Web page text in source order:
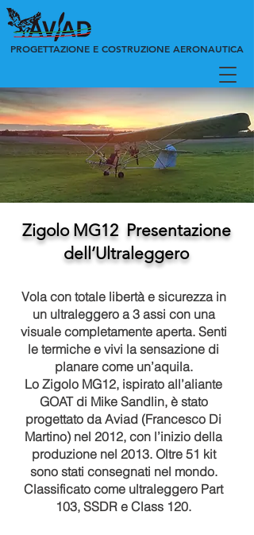
PROGETTAZIONE E COSTRUZIONE AERONAUTICA
Zigolo MG12 Presentazione
dell’Ultraleggero
Vola con totale libertà e sicurezza in
un ultraleggero a 3 assi con una
visuale completamente aperta. Senti
le termiche e vivi la sensazione di
planare come un’aquila.
Lo Zigolo MG12, ispirato all’aliante
GOAT di Mike Sandlin, è stato
progettato da Aviad (Francesco Di
Martino) nel 2012, con l’inizio della
produzione nel 2013. Oltre 51 kit
sono stati consegnati nel mondo.
Classificato come ultraleggero Part
103, SSDR e Class 120.